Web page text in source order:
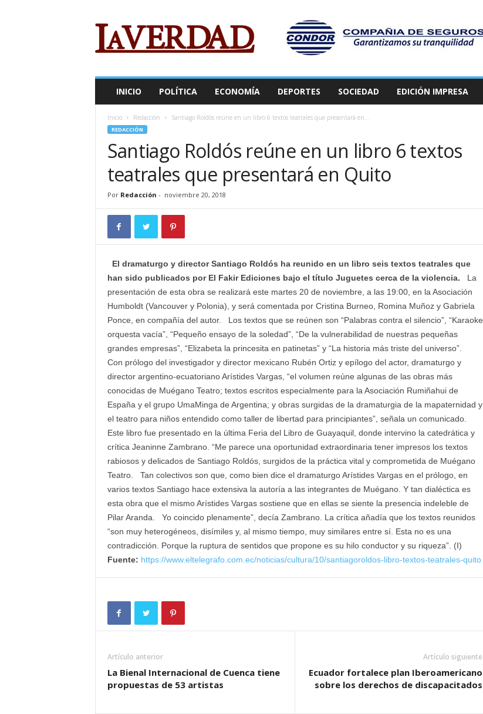
e
INICIO POLÍTICA ECONOMÍA DEPORTES SOCIEDAD EDICIÓN IMPRESA
Inicio Redacción Santiago Roldós reúne en un libro 6 textos teatrales que presentará en...
REDACCIÓN
Santiago Roldós reúne en un libro 6 textos
teatrales que presentará en Quito
Por Redacción - noviembre 20, 2018
El dramaturgo y director Santiago Roldós ha reunido en un libro seis textos teatrales que
han sido publicados por El Fakir Ediciones bajo el título Juguetes cerca de la violencia. La
presentación de esta obra se realizará este martes 20 de noviembre, a las 19:00, en la Asociación
Humboldt (Vancouver y Polonia), y será comentada por Cristina Burneo, Romina Muñoz y Gabriela
Ponce, en compañía del autor. Los textos que se reúnen son “Palabras contra el silencio”, “Karaoke
orquesta vacía”, “Pequeño ensayo de la soledad”, “De la vulnerabilidad de nuestras pequeñas
grandes empresas”, “Elizabeta la princesita en patinetas” y “La historia más triste del universo”.
Con prólogo del investigador y director mexicano Rubén Ortiz y epílogo del actor, dramaturgo y
director argentino-ecuatoriano Arístides Vargas, “el volumen reúne algunas de las obras más
conocidas de Muégano Teatro; textos escritos especialmente para la Asociación Rumiñahui de
España y el grupo UmaMinga de Argentina; y obras surgidas de la dramaturgia de la mapaternidad y
el teatro para niños entendido como taller de libertad para principiantes”, señala un comunicado.
Este libro fue presentado en la última Feria del Libro de Guayaquil, donde intervino la catedrática y
crítica Jeaninne Zambrano. “Me parece una oportunidad extraordinaria tener impresos los textos
rabiosos y delicados de Santiago Roldós, surgidos de la práctica vital y comprometida de Muégano
Teatro. Tan colectivos son que, como bien dice el dramaturgo Arístides Vargas en el prólogo, en
varios textos Santiago hace extensiva la autoría a las integrantes de Muégano. Y tan dialéctica es
esta obra que el mismo Arístides Vargas sostiene que en ellas se siente la presencia indeleble de
Pilar Aranda. Yo coincido plenamente”, decía Zambrano. La crítica añadía que los textos reunidos
“son muy heterogéneos, disímiles y, al mismo tiempo, muy similares entre sí. Esta no es una
contradicción. Porque la ruptura de sentidos que propone es su hilo conductor y su riqueza”. (I)
Fuente: https://www.eltelegrafo.com.ec/noticias/cultura/10/santiagoroldos-libro-textos-teatrales-quito
Artículo anterior
La Bienal Internacional de Cuenca tiene
propuestas de 53 artistas
Artículo siguiente
Ecuador fortalece plan Iberoamericano
sobre los derechos de discapacitados